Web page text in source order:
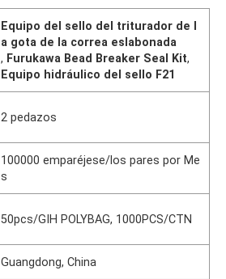
Equipo del sello del triturador de l
a gota de la correa eslabonada
, Furukawa Bead Breaker Seal Kit,
Equipo hidráulico del sello F21
2 pedazos
100000 emparéjese/los pares por Me
s
50pcs/GIH POLYBAG, 1000PCS/CTN
Guangdong, China